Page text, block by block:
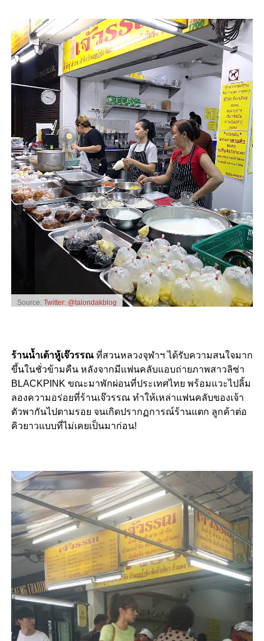
Source: Twitter: @talondakblog
ร้านน้ำเต้าหู้เจ๊วรรณ ที่สวนหลวงจุฬาฯ ได้รับความสนใจมาก
ขึ้นในชั่วข้ามคืน หลังจากมีแฟนคลับแอบถ่ายภาพสาวลิซ่า
BLACKPINK ขณะมาพักผ่อนที่ประเทศไทย พร้อมแวะไปลิ้ม
ลองความอร่อยที่ร้านเจ๊วรรณ ทำให้เหล่าแฟนคลับของเจ้า
ตัวพากันไปตามรอย จนเกิดปรากฏการณ์ร้านแตก ลูกค้าต่อ
คิวยาวแบบที่ไม่เคยเป็นมาก่อน!